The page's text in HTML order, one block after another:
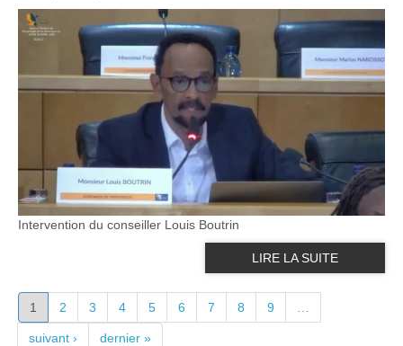
Intervention du conseiller Louis Boutrin
LIRE LA SUITE
PAGES
1 2 3 4 5 6 7 8 9
suivant › dernier »